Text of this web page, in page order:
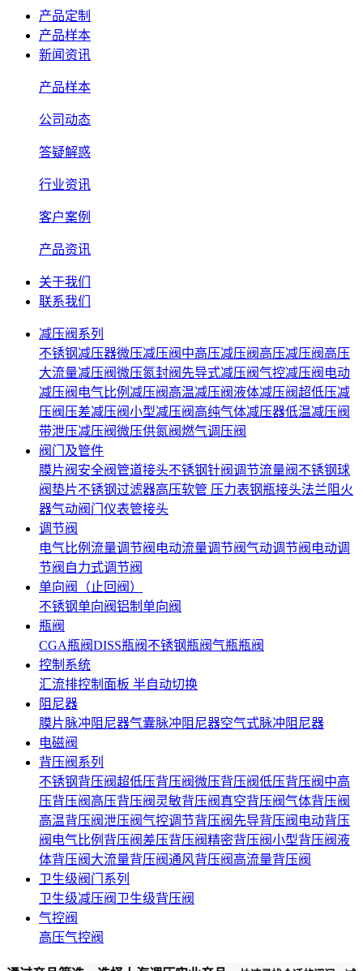
产品定制
产品样本
新闻资讯
产品样本
公司动态
答疑解惑
行业资讯
客户案例
产品资讯
关于我们
联系我们
减压阀系列
不锈钢减压器微压减压阀 中高压减压阀 高压减压阀 高压
大流量减压阀微压氮封阀 先导式减压阀气控减压阀 电动
减压阀 电气比例减压阀 高温减压阀 液体减压阀超低压减
压阀 压差减压阀小型减压阀 高纯气体减压器低温减压阀
带泄压减压阀微压供氮阀燃气调压阀
阀门及管件
膜片阀 安全阀 管道接头不锈钢针阀调节流量阀 不锈钢球
阀垫片不锈钢过滤器高压软管 压力表钢瓶接头法兰 阻火
器气动阀门 仪表管接头
调节阀
电气比例流量调节阀 电动流量调节阀气动调节阀 电动调
节阀 自力式调节阀
单向阀（止回阀）
不锈钢单向阀铝制单向阀
瓶阀
CGA瓶阀DISS瓶阀 不锈钢瓶阀气瓶瓶阀
控制系统
汇流排控制面板 半自动切换
阻尼器
膜片脉冲阻尼器气囊脉冲阻尼器空气式脉冲阻尼器
电磁阀
背压阀系列
不锈钢背压阀超低压背压阀微压背压阀低压背压阀 中高
压背压阀 高压背压阀 灵敏背压阀 真空背压阀气体背压阀
高温背压阀泄压阀气控调节背压阀 先导背压阀 电动背压
阀 电气比例背压阀 差压背压阀精密背压阀小型背压阀 液
体背压阀 大流量背压阀通风背压阀 高流量背压阀
卫生级阀门系列
卫生级减压阀 卫生级背压阀
气控阀
高压气控阀